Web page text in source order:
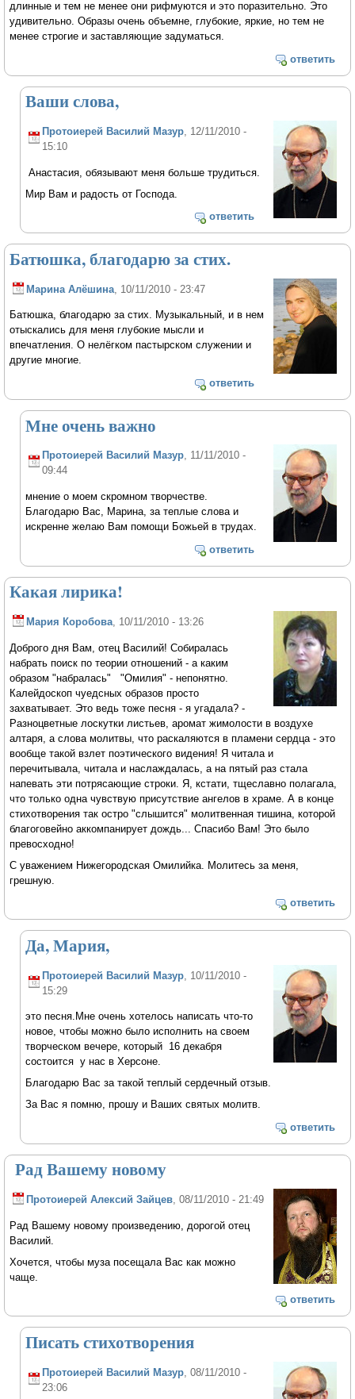
длинные и тем не менее они рифмуются и это поразительно. Это
удивительно. Образы очень объемне, глубокие, яркие, но тем не
менее строгие и заставляющие задуматься.
ответить
Ваши слова,
Протоиерей Василий Мазур, 12/11/2010 -
15:10
Анастасия, обязывают меня больше трудиться.
Мир Вам и радость от Господа.
ответить
Батюшка, благодарю за стих.
Марина Алёшина , 10/11/2010 - 23:47
Батюшка, благодарю за стих. Музыкальный, и в нем
отыскались для меня глубокие мысли и
впечатления. О нелёгком пастырском служении и
другие многие.
ответить
Мне очень важно
Протоиерей Василий Мазур, 11/11/2010 -
09:44
мнение о моем скромном творчестве.
Благодарю Вас, Марина, за теплые слова и
искренне желаю Вам помощи Божьей в трудах.
ответить
Какая лирика!
Мария Коробова, 10/11/2010 - 13:26
Доброго дня Вам, отец Василий! Собиралась
набрать поиск по теории отношений - а каким
образом "набралась" "Омилия" - непонятно.
Калейдоскоп чуедсных образов просто
захватывает. Это ведь тоже песня - я угадала? -
Разноцветные лоскутки листьев, аромат жимолости в воздухе
алтаря, а слова молитвы, что раскаляются в пламени сердца - это
вообще такой взлет поэтического видения! Я читала и
перечитывала, читала и наслаждалась, а на пятый раз стала
напевать эти потрясающие строки. Я, кстати, тщеславно полагала,
что только одна чувствую присутствие ангелов в храме. А в конце
стихотворения так остро "слышится" молитвенная тишина, которой
благоговейно аккомпанирует дождь... Спасибо Вам! Это было
превосходно!
С уважением Нижегородская Омилийка. Молитесь за меня,
грешную.
ответить
Да, Мария,
Протоиерей Василий Мазур , 10/11/2010 -
15:29
это песня.Мне очень хотелось написать что-то
новое, чтобы можно было исполнить на своем
творческом вечере, который 16 декабря
состоится у нас в Херсоне.
Благодарю Вас за такой теплый сердечный отзыв.
За Вас я помню, прошу и Ваших святых молитв.
ответить
Рад Вашему новому
Протоиерей Алексий Зайцев, 08/11/2010 - 21:49
Рад Вашему новому произведению, дорогой отец
Василий.
Хочется, чтобы муза посещала Вас как можно
чаще.
ответить
Писать стихотворения
Протоиерей Василий Мазур , 08/11/2010 -
23:06